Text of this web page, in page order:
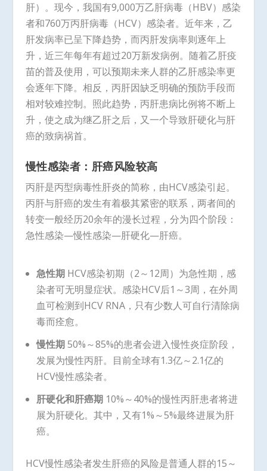
肝）。现今，我国有9,000万乙肝病毒（HBV）感染
者和760万丙肝病毒（HCV）感染者。近年来，乙
肝发病率已呈下降趋势，而丙肝发病率则逐年上
升，近三年每年有超过20万新发病例。随着乙肝疫
苗的普及使用，可以预期未来人群的乙肝感染率更
会逐年下降。相反，丙肝因缺乏明确的预防手段而
相对较难控制。照此趋势，丙肝患病比例将不断上
升，使之成为继乙肝之后，又一个导致肝硬化与肝
癌的致病祸首。
慢性感染者：肝癌风险较高
丙肝是丙型病毒性肝炎的简称，由HCV感染引起。
丙肝与肝癌的发生有着极其紧密的联系，两者间的
转变一般经历20余年的漫长过程，分为四个阶段：
急性感染—慢性感染—肝硬化—肝癌。
急性期HCV感染初期（2～12周）为急性期，感
染者可无明显症状。感染HCV后1～3周，在外周
血可检测到HCV RNA，只有少数人可自行清除病
毒而痊愈。
慢性期50%～85%的患者会进入慢性炎症阶段，
发展为慢性丙肝。目前全球有1.3亿～2.1亿的
HCV慢性感染者。
肝硬化和肝癌期10%～40%的慢性丙肝患者将进
展为肝硬化。其中，又有1%～5%最终进展为肝
癌。
HCV慢性感染者发生肝癌的风险是普通人群的15～